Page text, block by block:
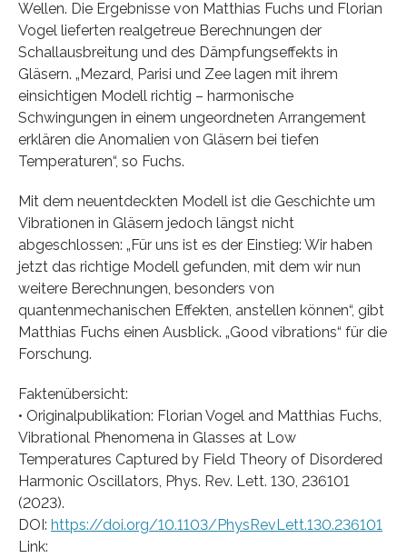
Wellen. Die Ergebnisse von Matthias Fuchs und Florian
Vogel lieferten realgetreue Berechnungen der
Schallausbreitung und des Dämpfungseffekts in
Gläsern. „Mezard, Parisi und Zee lagen mit ihrem
einsichtigen Modell richtig – harmonische
Schwingungen in einem ungeordneten Arrangement
erklären die Anomalien von Gläsern bei tiefen
Temperaturen“, so Fuchs.
Mit dem neuentdeckten Modell ist die Geschichte um
Vibrationen in Gläsern jedoch längst nicht
abgeschlossen: „Für uns ist es der Einstieg: Wir haben
jetzt das richtige Modell gefunden, mit dem wir nun
weitere Berechnungen, besonders von
quantenmechanischen Effekten, anstellen können“, gibt
Matthias Fuchs einen Ausblick. „Good vibrations“ für die
Forschung.
Faktenübersicht:
• Originalpublikation: Florian Vogel and Matthias Fuchs,
Vibrational Phenomena in Glasses at Low
Temperatures Captured by Field Theory of Disordered
Harmonic Oscillators, Phys. Rev. Lett. 130, 236101
(2023).
DOI: https://doi.org/10.1103/PhysRevLett.130.236101
Link: